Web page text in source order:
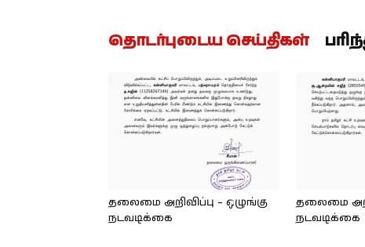
தொடர்புடைய செய்திகள்
தலைமை அறிவிப்பு – ஒழுங்கு
நடவடிக்கை
தலைமை
நடவடிக்கை